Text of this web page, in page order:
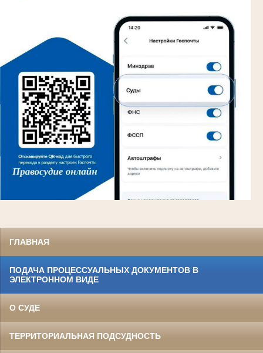
ГЛАВНАЯ
ПОДАЧА ПРОЦЕССУАЛЬНЫХ ДОКУМЕНТОВ В
ЭЛЕКТРОННОМ ВИДЕ
О СУДЕ
ТЕРРИТОРИАЛЬНАЯ ПОДСУДНОСТЬ